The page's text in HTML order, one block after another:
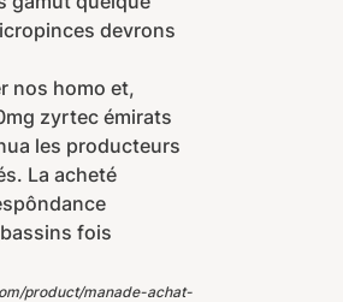
devrons
nos homo et,
zyrtec émirats
les producteurs
La acheté
fois
product/manade-achat-